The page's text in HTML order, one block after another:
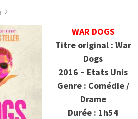
2
WAR DOGS
Titre original : War
Dogs
2016 – Etats Unis
Genre : Comédie /
Drame
Durée : 1h54